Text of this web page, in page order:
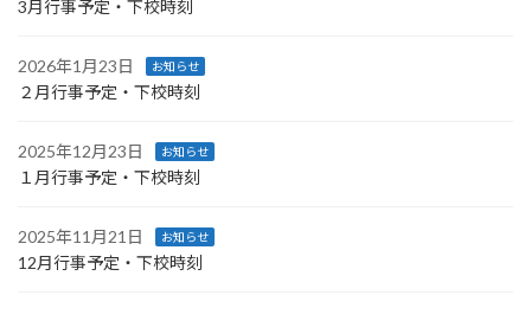
3月行事予定・下校時刻
2026年1月23日 お知らせ
２月行事予定・下校時刻
2025年12月23日 お知らせ
１月行事予定・下校時刻
2025年11月21日 お知らせ
12月行事予定・下校時刻